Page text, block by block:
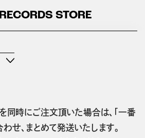
STORE
同時にご注文頂いた場合は、「一番
せ、まとめて発送いたします。